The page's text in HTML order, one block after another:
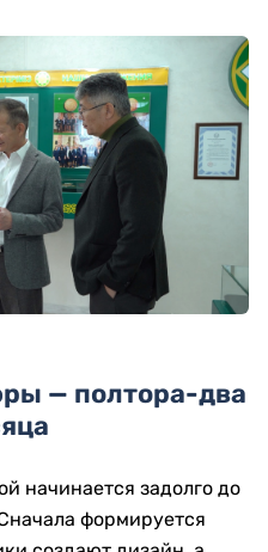
— полтора-два
начинается задолго до
формируется